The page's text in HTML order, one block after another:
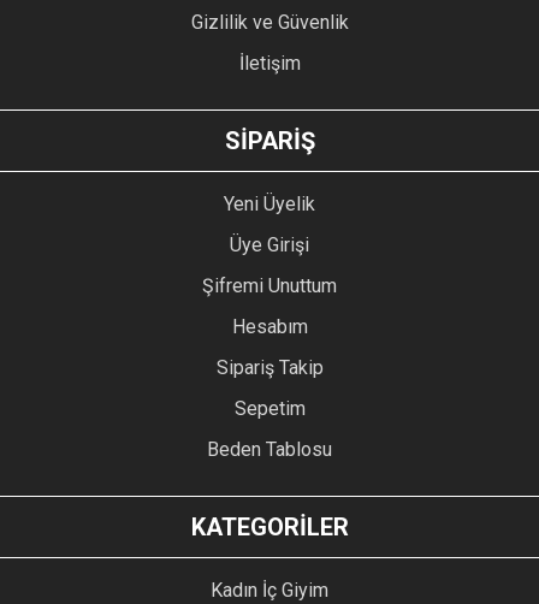
GÖNDER
Gizlilik ve Güvenlik
İletişim
SİPARİŞ
Yeni Üyelik
Üye Girişi
Şifremi Unuttum
Hesabım
Sipariş Takip
Sepetim
Beden Tablosu
KATEGORİLER
Kadın İç Giyim